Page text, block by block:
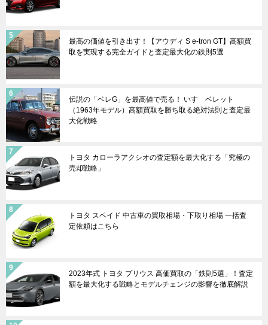
最高の価値を引き出す！【アウディ S e-tron GT】高額買
取を実現する完全ガイドと査定最大化の鉄則5選
伝説の「ベレG」を最高値で売る！ いすゞベレット
（1963年モデル）高額買取を勝ち取る絶対法則と査定最
大化戦略
トヨタ カローラアクシオの査定額を最大化する「究極の
売却戦略」
トヨタ スペイド 中古車の買取相場・下取り相場 一括査
定依頼はこちら
2023年式 トヨタ プリウス 高価買取の「鉄則5選」！査定
額を最大化する戦略とモデルチェンジの影響を徹底解説